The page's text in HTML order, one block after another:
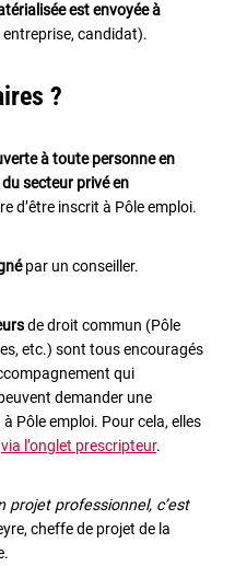
est envoyée à
candidat).
?
à toute personne en
secteur privé en
d’être inscrit à Pôle emploi.
par un conseiller.
de droit commun (Pôle
etc.) sont tous encouragés
qui
demander une
Pôle emploi. Pour cela, elles
via l’onglet prescripteur.
projet professionnel, c’est
cheffe de projet de la